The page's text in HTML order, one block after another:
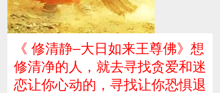
《 修清静–大日如来王尊佛》想
修清净的人，就去寻找贪爱和迷
恋让你心动的，寻找让你恐惧退